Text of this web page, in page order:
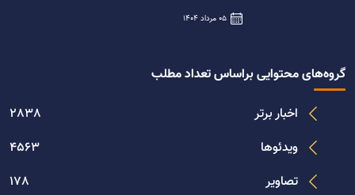
05 مرداد 1404
گروه‌های محتوایی براساس تعداد مطلب
اخبار برتر
2838
ویدئوها
4563
تصاویر
178